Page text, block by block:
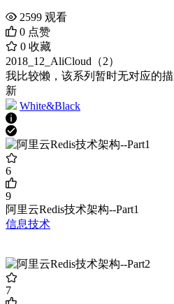
2599 观看
0 点赞
0 收藏
2018_12_AliCloud（2）
我比较懒，该系列暂时无对应的
新
White&Black
6
9
阿里云Redis技术架构--Part1
信息技术
7